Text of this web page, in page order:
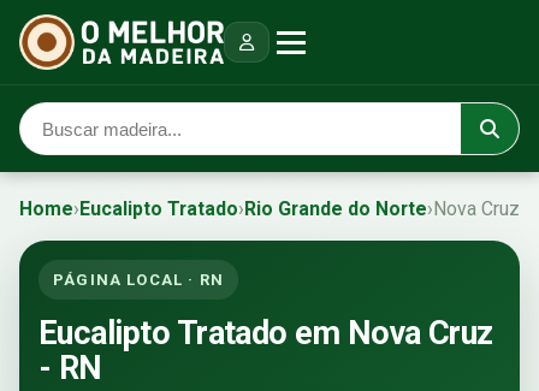
Home›Eucalipto Tratado›Rio Grande do Norte›Nova Cruz
PÁGINA LOCAL · RN
Eucalipto Tratado em Nova Cruz
- RN